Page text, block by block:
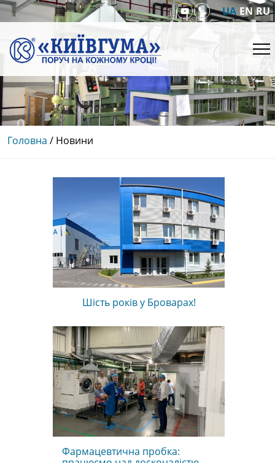
UA EN RU
Головна / Новини
Шість років у Броварах!
Фармацевтична пробка: